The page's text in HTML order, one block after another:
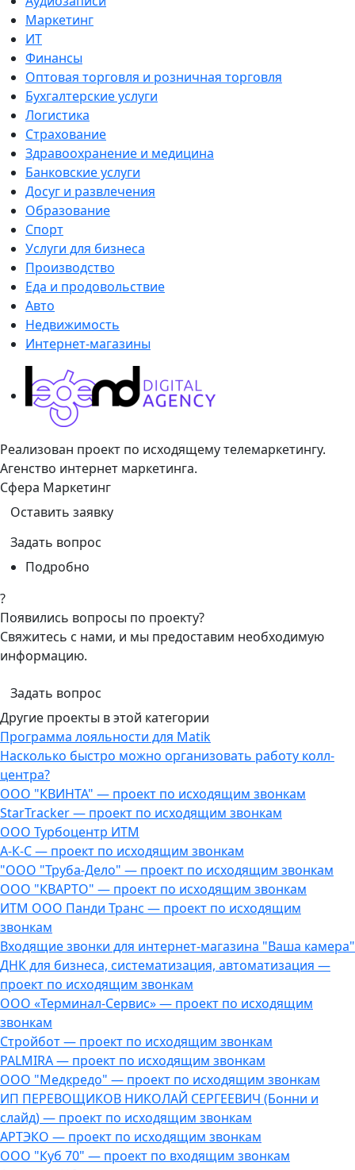
Маркетинг
ИТ
Финансы
Оптовая торговля и розничная торговля
Бухгалтерские услуги
Логистика
Страхование
Здравоохранение и медицина
Банковские услуги
Досуг и развлечения
Образование
Спорт
Услуги для бизнеса
Производство
Еда и продовольствие
Авто
Недвижимость
Интернет-магазины
Реализован проект по исходящему телемаркетингу.
Агенство интернет маркетинга.
Cфера Маркетинг
Оставить заявку
Задать вопрос
Подробно
?
Появились вопросы по проекту?
Свяжитесь с нами, и мы предоставим необходимую
информацию.
Задать вопрос
Другие проекты в этой категории
Программа лояльности для Matik
Насколько быстро можно организовать работу колл-
центра?
ООО "КВИНТА" — проект по исходящим звонкам
StarTracker — проект по исходящим звонкам
ООО Турбоцентр ИТМ
А-К-С — проект по исходящим звонкам
"ООО "Труба-Дело" — проект по исходящим звонкам
ООО "КВАРТО" — проект по исходящим звонкам
ИТМ ООО Панди Транс — проект по исходящим
звонкам
Входящие звонки для интернет-магазина "Ваша камера"
ДНК для бизнеса, систематизация, автоматизация —
проект по исходящим звонкам
ООО «Терминал-Сервис» — проект по исходящим
звонкам
Стройбот — проект по исходящим звонкам
PALMIRA — проект по исходящим звонкам
ООО "Медкредо" — проект по исходящим звонкам
ИП ПЕРЕВОЩИКОВ НИКОЛАЙ СЕРГЕЕВИЧ (Бонни и
слайд) — проект по исходящим звонкам
АРТЭКО — проект по исходящим звонкам
ООО "Куб 70" — проект по входящим звонкам